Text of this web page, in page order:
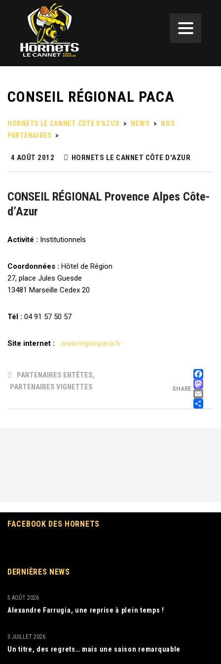
CONSEIL RÉGIONAL PACA
HORNETS LE CANNET CÔTE D'AZUR > NEWS >
NOS
PARTENAIRES
>
4 AOÛT 2012 HORNETS LE CANNET CÔTE D'AZUR
CONSEIL RÉGIONAL Provence Alpes Côte-
d’Azur
Activité : Institutionnels
Coordonnées : Hôtel de Région
27, place Jules Guesde
13481 Marseille Cedex 20
Tél : 04 91 57 50 57
Site internet : www.regionpaca.fr
PARTENAIRES ENTÊTES,
PARTENAIRES VIGNETTES
SHARE
FACEBOOK DES HORNETS
DERNIÈRES NEWS
Alexandre Farrugia, une reprise à plein temps !
5 AOÛT 2026
Un titre, des regrets… mais une saison remarquable
3 JUILLET 2026